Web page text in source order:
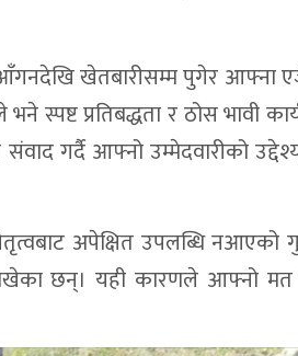
खेतबारीसम्म पुगेर आफ्ना
प्रतिबद्धता र ठोस भावी
गर्दै आफ्नो उम्मेदवारीको
अपेक्षित उपलब्धि नआएको
छन्। यही कारणले आफ्नो मत